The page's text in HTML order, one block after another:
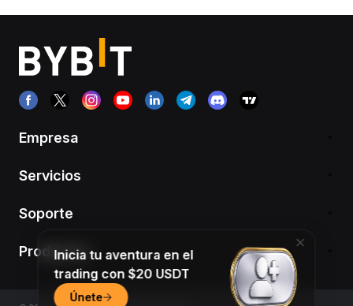
Empresa
Servicios
Soporte
ProductosInicia tu aventura en el
trading con $20 USDT
Únete